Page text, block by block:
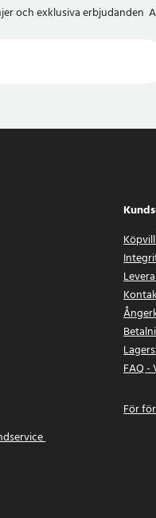
och exklusiva erbjudanden
FAQ -
För